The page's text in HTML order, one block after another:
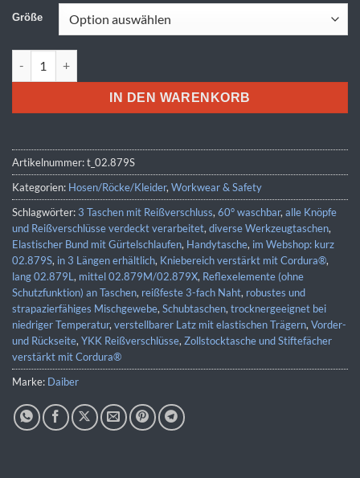
Größe
IN DEN WARENKORB
Artikelnummer:t_02.879S
Kategorien: Hosen/Röcke/Kleider, Workwear & Safety
Schlagwörter: 3 Taschen mit Reißverschluss, 60° waschbar, alle Knöpfe
und Reißverschlüsse verdeckt verarbeitet, diverse Werkzeugtaschen,
Elastischer Bund mit Gürtelschlaufen, Handytasche, im Webshop: kurz
02.879S, in 3 Längen erhältlich, Kniebereich verstärkt mit Cordura®,
lang 02.879L , mittel 02.879M/02.879X, Reflexelemente (ohne
Schutzfunktion) an Taschen, reißfeste 3-fach Naht, robustes und
strapazierfähiges Mischgewebe, Schubtaschen, trocknergeeignet bei
niedriger Temperatur, verstellbarer Latz mit elastischen Trägern, Vorder-
und Rückseite, YKK Reißverschlüsse, Zollstocktasche und Stiftefächer
verstärkt mit Cordura®
Marke: Daiber